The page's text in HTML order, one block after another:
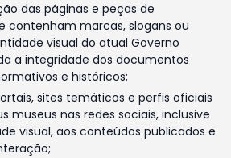
das páginas e peças de
contenham marcas, slogans ou
visual do atual Governo
a integridade dos documentos
e históricos;
sites temáticos e perfis oficiais
museus nas redes sociais, inclusive
visual, aos conteúdos publicados e